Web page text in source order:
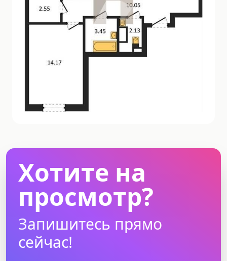
Хотите на
просмотр?
Запишитесь прямо
сейчас!